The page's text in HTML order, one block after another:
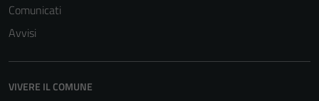
Comunicati
Avvisi
VIVERE IL COMUNE